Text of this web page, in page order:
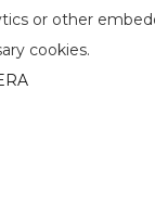
or other
cookies.